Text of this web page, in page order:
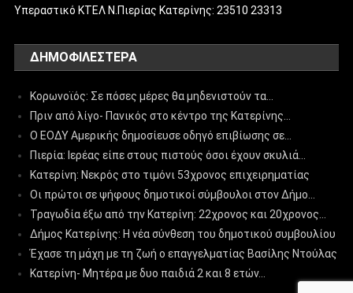
Υπεραστικό ΚΤΕΛ Ν.Πιερίας Κατερίνης: 23510 23313
ΔΗΜΟΦΙΛΈΣΤΕΡΑ
Κορωνοϊός: Σε πόσες μέρες θα μηδενιστούν τα…
Πριν από λίγο- Πανικός στο κέντρο της Κατερίνης…
Ο ΕΟΔΥ Αμερικής δημοσίευσε οδηγό επιβίωσης σε…
Πιερία: Ιερέας είπε στους πιστούς όσοι έχουν σκυλιά…
Κατερίνη: Νεκρός στο τιμόνι 53χρονος επιχειρηματίας
Οι πρώτοι σε ψήφους δημοτικοί σύμβουλοι στον Δήμο…
Τραγωδία έξω από την Κατερίνη: 22χρονος και 20χρονος…
Δήμος Κατερίνης: Η νέα σύνθεση του δημοτικού συμβουλίου
Έχασε τη μάχη με τη ζωή ο επαγγελματίας Βασίλης Ντούλας
Κατερίνη- Μητέρα με δυο παιδιά 2 και 8 ετών…